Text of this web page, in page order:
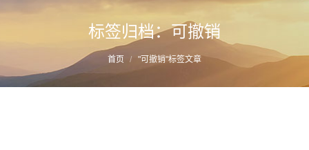
标签归档：可撤销
首页 "可撤销"标签文章